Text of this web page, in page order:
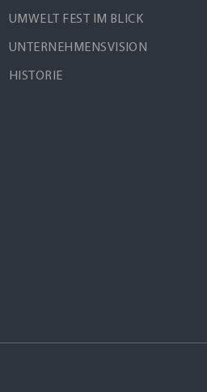
UMWELT FEST IM BLICK
UNTERNEHMENSVISION
HISTORIE